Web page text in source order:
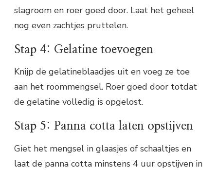
slagroom en roer goed door. Laat het geheel
nog even zachtjes pruttelen.
Stap 4: Gelatine toevoegen
Knijp de gelatineblaadjes uit en voeg ze toe
aan het roommengsel. Roer goed door totdat
de gelatine volledig is opgelost.
Stap 5: Panna cotta laten opstijven
Giet het mengsel in glaasjes of schaaltjes en
laat de panna cotta minstens 4 uur opstijven in